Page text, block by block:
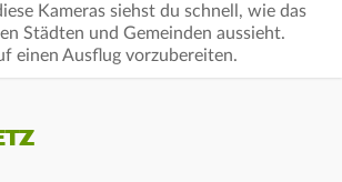
Kameras siehst du schnell, wie das
Städten und Gemeinden aussieht.
einen Ausflug vorzubereiten.